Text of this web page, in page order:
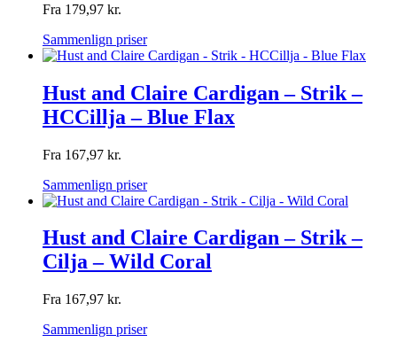
Fra 179,97 kr.
Sammenlign priser
Hust and Claire Cardigan – Strik –
HCCillja – Blue Flax
Fra 167,97 kr.
Sammenlign priser
Hust and Claire Cardigan – Strik –
Cilja – Wild Coral
Fra 167,97 kr.
Sammenlign priser